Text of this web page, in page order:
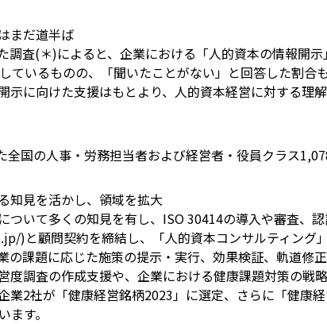
まだ道半ば
調査(＊)によると、企業における「人的資本の情報開
ているものの、「聞いたことがない」と回答した割合
示に向けた支援はもとより、人的資本経営に対する理
全国の人事・労務担当者および経営者・役員クラス
知見を活かし、領域を拡大
ついて多くの知見を有し、ISO 30414の導入や審査、
)と顧問契約を締結し、「人的資本コンサルティング」
の課題に応じた施策の提示・実行、効果検証、軌道修
度調査の作成支援や、企業における健康課題対策の戦
業2社が「健康経営銘柄2023」に選定、さらに「健康
す。